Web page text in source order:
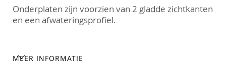
Onderplaten zijn voorzien van 2 gladde zichtkanten
en een afwateringsprofiel.
MEER INFORMATIE